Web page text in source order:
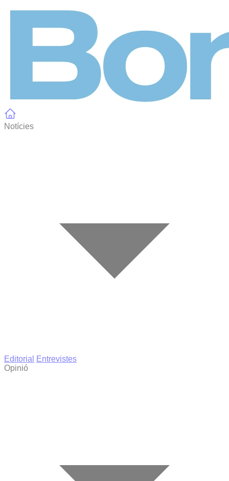
Notícies
Editorial
Entrevistes
Opinió